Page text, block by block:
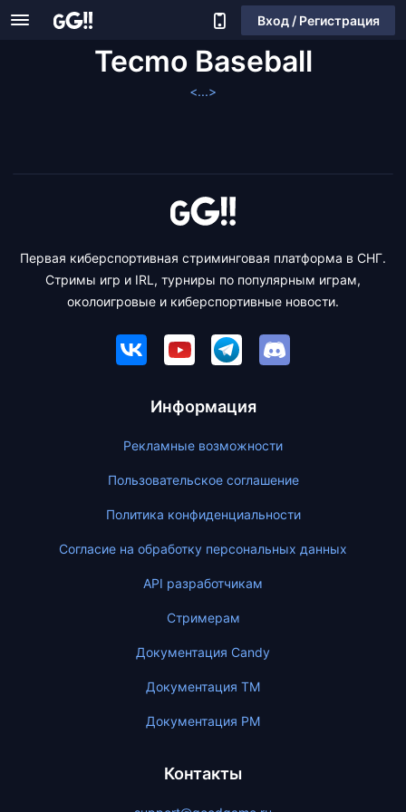
Вход / Регистрация
Tecmo Baseball
<...>
Первая киберспортивная стриминговая платформа в СНГ.
Стримы игр и IRL, турниры по популярным играм,
околоигровые и киберспортивные новости.
Информация
Рекламные возможности
Пользовательское соглашение
Политика конфиденциальности
Согласие на обработку персональных данных
API разработчикам
Стримерам
Документация Candy
Документация ТМ
Документация PM
Контакты